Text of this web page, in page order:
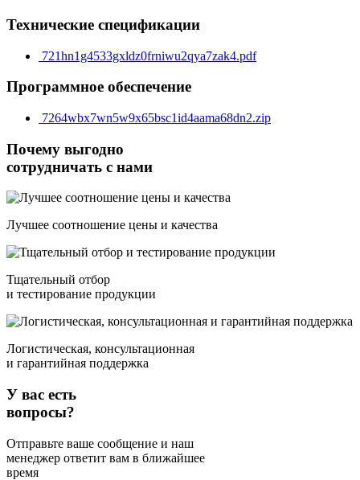
Технические спецификации
721hn1g4533gxldz0frniwu2qya7zak4.pdf
Программное обеспечение
7264wbx7wn5w9x65bsc1id4aama68dn2.zip
Почему выгодно
сотрудничать с нами
Лучшее соотношение цены и качества
Тщательный отбор
и тестирование продукции
Логистическая, консультационная
и гарантийная поддержка
У вас есть
вопросы?
Отправьте ваше сообщение и наш
менеджер ответит вам в ближайшее
время